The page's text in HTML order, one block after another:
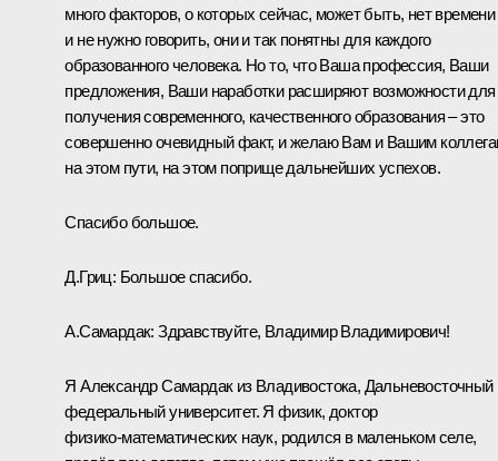
много факторов, о которых сейчас, может быть, нет времени
и не нужно говорить, они и так понятны для каждого
образованного человека. Но то, что Ваша профессия, Ваши
предложения, Ваши наработки расширяют возможности для
получения современного, качественного образования – это
совершенно очевидный факт, и желаю Вам и Вашим
на этом пути, на этом поприще дальнейших успехов.
Спасибо большое.
Д.Гриц: Большое спасибо.
А.Самардак: Здравствуйте, Владимир Владимирович!
Я Александр Самардак из Владивостока, Дальневосточный
федеральный университет. Я физик, доктор
физико‑математических наук, родился в маленьком селе,